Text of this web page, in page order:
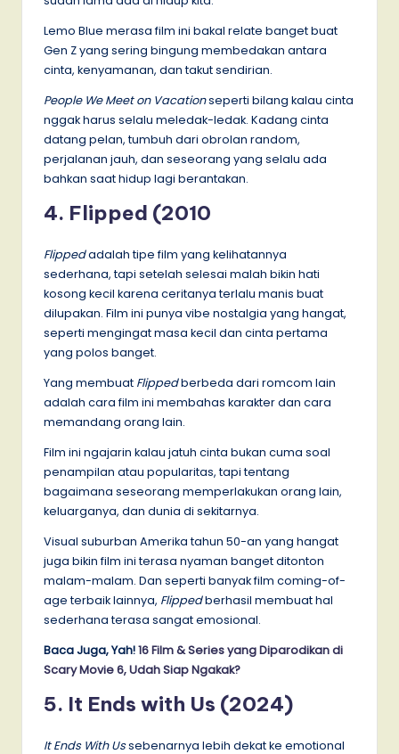
Lemo Blue merasa film ini bakal relate banget buat
Gen Z yang sering bingung membedakan antara
cinta, kenyamanan, dan takut sendirian.
People We Meet on Vacationseperti bilang kalau cinta
nggak harus selalu meledak-ledak. Kadang cinta
datang pelan, tumbuh dari obrolan random,
perjalanan jauh, dan seseorang yang selalu ada
bahkan saat hidup lagi berantakan.
4. Flipped (2010
Flippedadalah tipe film yang kelihatannya
sederhana, tapi setelah selesai malah bikin hati
kosong kecil karena ceritanya terlalu manis buat
dilupakan. Film ini punya vibe nostalgia yang hangat,
seperti mengingat masa kecil dan cinta pertama
yang polos banget.
Yang membuat Flippedberbeda dari romcom lain
adalah cara film ini membahas karakter dan cara
memandang orang lain.
Film ini ngajarin kalau jatuh cinta bukan cuma soal
penampilan atau popularitas, tapi tentang
bagaimana seseorang memperlakukan orang lain,
keluarganya, dan dunia di sekitarnya.
Visual suburban Amerika tahun 50-an yang hangat
juga bikin film ini terasa nyaman banget ditonton
malam-malam. Dan seperti banyak film coming-of-
age terbaik lainnya, Flippedberhasil membuat hal
sederhana terasa sangat emosional.
Baca Juga, Yah!16 Film & Series yang Diparodikan di
Scary Movie 6, Udah Siap Ngakak?
5. It Ends with Us (2024)
It Ends With Ussebenarnya lebih dekat ke emotional